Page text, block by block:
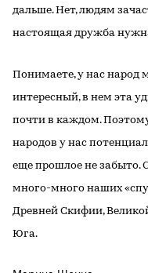
дальше. Нет, людям
настоящая дружба
Понимаете, у нас народ
интересный, в нем эта
почти в каждом.
народов у нас
еще прошлое не забыто.
много-много наших
Древней Скифии,
Юга.